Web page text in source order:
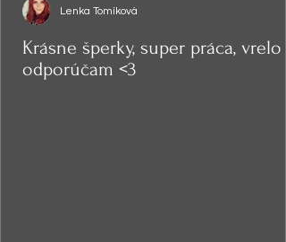
Krásne šperky, super práca, vrelo
odporúčam <3
Lenka Tomíková